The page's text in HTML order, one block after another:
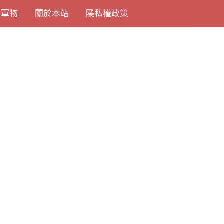
物 關於本站 隱私權政策